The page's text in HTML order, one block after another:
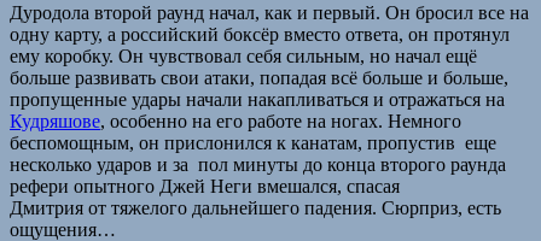
Дуродола второй раунд начал, как и первый. Он бросил все на
одну карту, а российский боксёр вместо ответа, он протянул
ему коробку. Он чувствовал себя сильным, но начал ещё
больше развивать свои атаки, попадая всё больше и больше,
пропущенные удары начали накапливаться и отражаться на
Кудряшове, особенно на его работе на ногах. Немного
беспомощным, он прислонился к канатам, пропустив еще
несколько ударов и за пол минуты до конца второго раунда
рефери опытного Джей Неги вмешался, спасая
Дмитрия от тяжелого дальнейшего падения. Сюрприз, есть
ощущения…